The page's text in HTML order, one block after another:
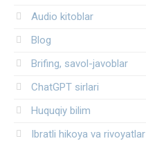
Audio kitoblar
Blog
Brifing, savol-javoblar
ChatGPT sirlari
Huquqiy bilim
Ibratli hikoya va rivoyatlar